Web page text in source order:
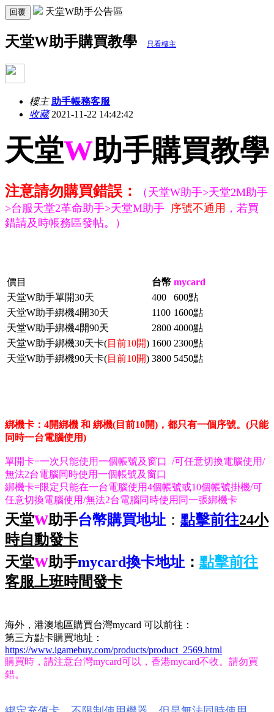
回覆 天堂W助手公告區
天堂W助手購買教學 只看樓主
樓主 助手帳務客服
收藏2021-11-22 14:42:42
天堂W助手購買教學
注意請勿購買錯誤：
（天堂W助手>天堂2M助手
>台服天堂2革命助手>天堂M助手 序號不通用 ，若買
錯請及時帳務區發帖。
）
價目 台幣 mycard
天堂W助手單開30天
400
600點
天堂W助手綁機4開30天
1100 1600點
天堂W助手綁機4開90天
2800 4000點
天堂W助手綁機30天卡(目前10開) 1600 2300點
天堂W助手綁機90天卡(目前10開) 3800 5450點
綁機卡：4開綁機 和 綁機(目前10開)，都只有一個序號。(只能
同時一台電腦使用)
單開卡=一次只能使用一個帳號及窗口 /可任意切換電腦使用/
無法2台電腦同時使用一個帳號及窗口
綁機卡=限定只能在一台電腦使用4個帳號或10個帳號掛機/可
任意切換電腦使用/無法2台電腦同時使用同一張綁機卡
天堂w助手台幣購買地址 ： 點擊前往24小
時自動發卡
天堂w助手mycard換卡地址 ： 點擊前往
客服上班時間發卡
海外，港澳地區購買台灣mycard 可以前往：
第三方點卡購買地址：
https://www.igamebuy.com/products/product_2569.html
購買時，請注意台灣mycard可以，香港mycard不收。請勿買
錯。